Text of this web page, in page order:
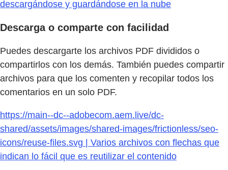
descargándose y guardándose en la nube
Descarga o comparte con facilidad
Puedes descargarte los archivos PDF divididos o
compartirlos con los demás. También puedes compartir
archivos para que los comenten y recopilar todos los
comentarios en un solo PDF.
https://main--dc--adobecom.aem.live/dc-
shared/assets/images/shared-images/frictionless/seo-
icons/reuse-files.svg | Varios archivos con flechas que
indican lo fácil que es reutilizar el contenido